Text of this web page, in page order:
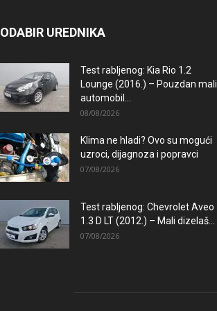
ODABIR UREDNIKA
Test rabljenog: Kia Rio 1.2
Lounge (2016.) – Pouzdan mali
automobil...
08/08/2026
Klima ne hladi? Ovo su mogući
uzroci, dijagnoza i popravci
07/08/2026
Test rabljenog: Chevrolet Aveo
1.3 D LT (2012.) – Mali dizelaš...
07/08/2026